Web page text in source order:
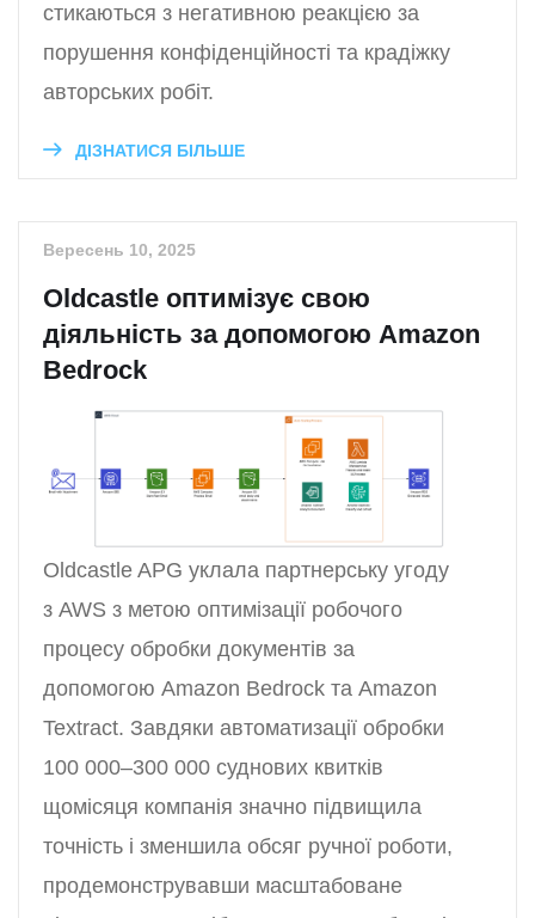
стикаються з негативною реакцією за
порушення конфіденційності та крадіжку
авторських робіт.
ДІЗНАТИСЯ БІЛЬШЕ
Вересень 10, 2025
Oldcastle оптимізує свою
діяльність за допомогою Amazon
Bedrock
Oldcastle APG уклала партнерську угоду
з AWS з метою оптимізації робочого
процесу обробки документів за
допомогою Amazon Bedrock та Amazon
Textract. Завдяки автоматизації обробки
100 000–300 000 суднових квитків
щомісяця компанія значно підвищила
точність і зменшила обсяг ручної роботи,
продемонструвавши масштабоване